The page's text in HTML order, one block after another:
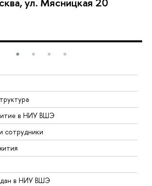
в НИУ ВШЭ
сотрудники
в НИУ ВШЭ